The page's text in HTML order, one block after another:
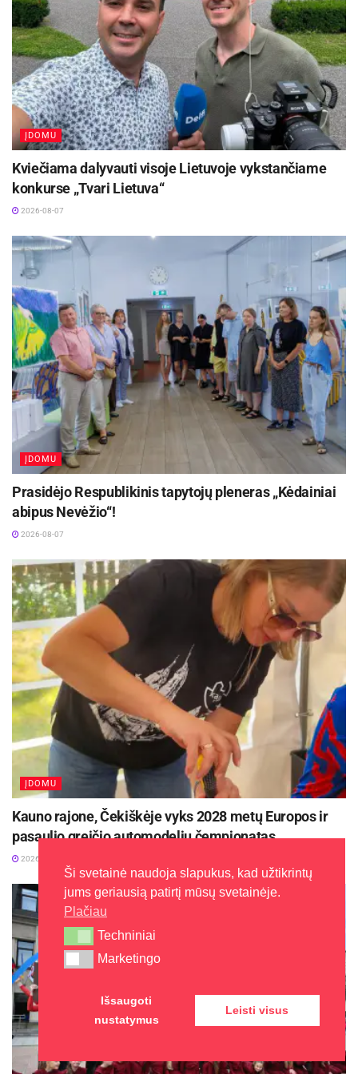
mielesnį tiek svečiams, tiek mūsų žmonėms:
vaikams, jų tėvams ir seneliams.
Aktualios naujienos
Tarptautinis vargonų muzikos festivalis „Cantus
organi“ kviečia į išskirtinį koncertą Kėdainiuose!
2026-08-09
Netrukus Zarasuose – aktorinio meistriškumo
kursai su aktore Emilija Latėnaite
Linkime Jums gražių, nepakartojamų šventės
akimirkų.
Biržų miesto seniūnija
ĮDOMU
Kviečiama dalyvauti visoje Lietuvoje vykstančiame
konkurse „Tvari Lietuva“
2026-08-07
ĮDOMU
Prasidėjo Respublikinis tapytojų pleneras „Kėdainiai
abipus Nevėžio“!
2026-08-07
ĮDOMU
Kauno rajone, Čekiškėje vyks 2028 metų Europos ir
pasaulio greičio automodelių čempionatas
2026-08-07
Ši svetainė naudoja slapukus, kad užtikrintų
jums geriausią patirtį mūsų svetainėje.
Plačiau
Techniniai
Techniniai
Marketingo
Marketingo
Išsaugoti
nustatymus
Leisti visus